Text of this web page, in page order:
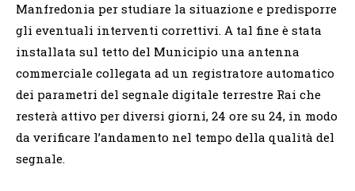
Manfredonia per studiare la situazione e predisporre
gli eventuali interventi correttivi. A tal fine è stata
installata sul tetto del Municipio una antenna
commerciale collegata ad un registratore automatico
dei parametri del segnale digitale terrestre Rai che
resterà attivo per diversi giorni, 24 ore su 24, in modo
da verificare l’andamento nel tempo della qualità del
segnale.